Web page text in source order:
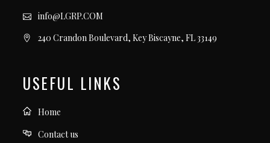
info@LGRP.COM
240 Crandon Boulevard, Key Biscayne, FL 33149
USEFUL LINKS
Home
Contact us